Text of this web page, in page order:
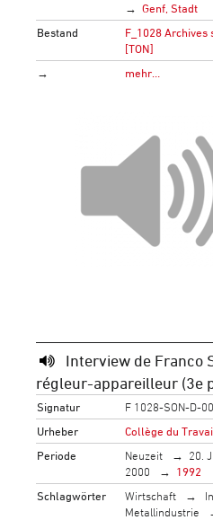
Genf, Stadt
Bestand
F_1028
[TON]
→
mehr…
Interview de Franco
régleur-appareilleur (3e
Signatur
F 1028-SON-D-
Urheber
Collège du
Periode
Neuzeit 20.
2000
1992
Schlagwörter
Wirtschaft
Metallindustrie